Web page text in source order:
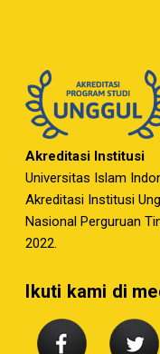
Akreditasi Institusi
Universitas Islam
Akreditasi Institusi
Nasional Perguruan
2022.
Ikuti kami di